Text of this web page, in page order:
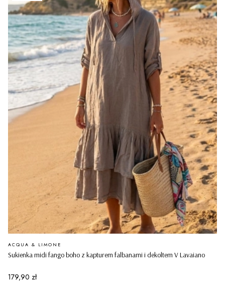
Sukienka midi fango boho z kapturem falbanami i dekoltem V Lavaiano
PRODUCENT
ACQUA & LIMONE
Cena
179,90 zł